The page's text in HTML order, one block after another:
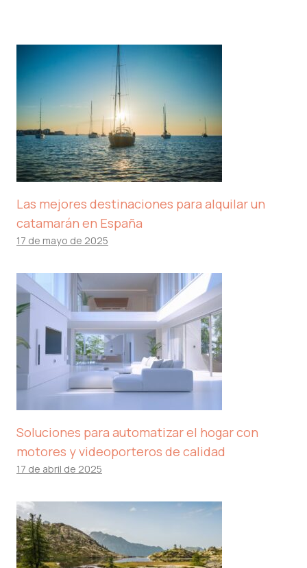
Las mejores destinaciones para alquilar un
catamarán en España
17 de mayo de 2025
Soluciones para automatizar el hogar con
motores y videoporteros de calidad
17 de abril de 2025